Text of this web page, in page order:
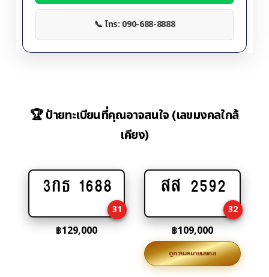
📞 โทร: 090-688-8888
🏆 ป้ายทะเบียนที่คุณอาจสนใจ (เลขมงคลใกล้
เคียง)
Add
cart
3กธ 1688
31
฿129,000
Add
cart
สส 2592
32
฿109,000
ดูความหมายมงคล